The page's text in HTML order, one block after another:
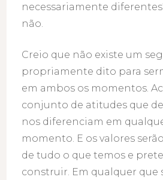
necessariamente
não.
Creio que não existe um
propriamente dito para
em ambos os momentos.
conjunto de atitudes que
nos diferenciam em
momento. E os valores
de tudo o que temos e
construir. Em qualquer que